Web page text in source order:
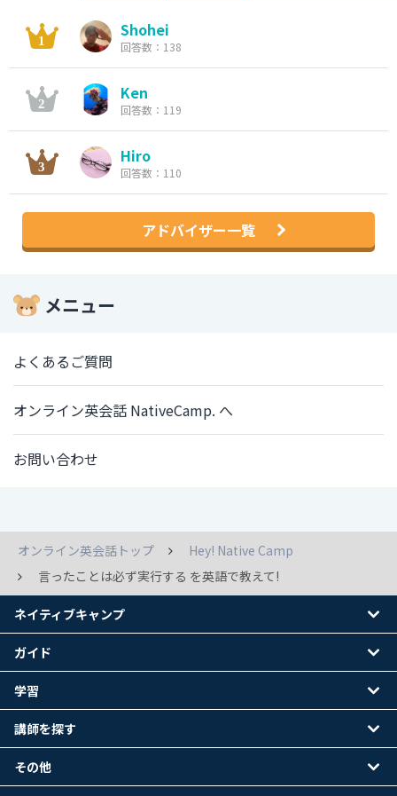
Shohei
回答数：138
Ken
回答数：119
Hiro
回答数：110
アドバイザー一覧
メニュー
よくあるご質問
オンライン英会話 NativeCamp. へ
お問い合わせ
オンライン英会話トップ
Hey! Native Camp
言ったことは必ず実行する を英語で教えて!
ネイティブキャンプ
ガイド
学習
講師を探す
その他